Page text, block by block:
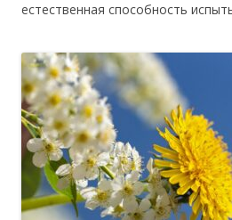
естественная способность